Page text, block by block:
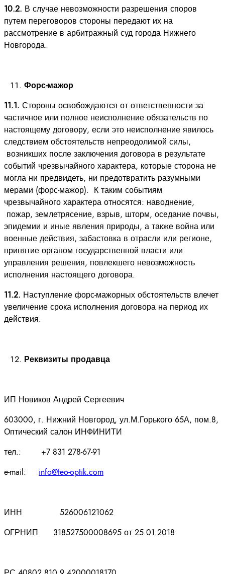
10.2. В случае невозможности разрешения споров
путем переговоров стороны передают их на
рассмотрение в арбитражный суд города Нижнего
Новгорода.
Форс-мажор
11.1. Стороны освобождаются от ответственности за
частичное или полное неисполнение обязательств по
настоящему договору, если это неисполнение явилось
следствием обстоятельств непреодолимой силы,
возникших после заключения договора в результате
событий чрезвычайного характера, которые сторона не
могла ни предвидеть, ни предотвратить разумными
мерами (форс-мажор). К таким событиям
чрезвычайного характера относятся: наводнение,
пожар, землетрясение, взрыв, шторм, оседание почвы,
эпидемии и иные явления природы, а также война или
военные действия, забастовка в отрасли или регионе,
принятие органом государственной власти или
управления решения, повлекшего невозможность
исполнения настоящего договора.
11.2. Наступление форс-мажорных обстоятельств влечет
увеличение срока исполнения договора на период их
действия.
Реквизиты продавца
ИП Новиков Андрей Сергеевич
603000, г. Нижний Новгород, ул.М.Горького 65А, пом.8,
Оптический салон ИНФИНИТИ
тел.: +7 831 278-67-91
e-mail: info@teo-optik.com
ИНН 526006121062
ОГРНИП 318527500008695 от 25.01.2018